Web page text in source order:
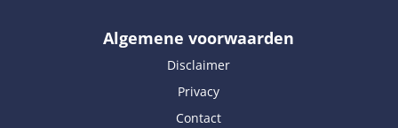
Algemene voorwaarden
Disclaimer
Privacy
Contact